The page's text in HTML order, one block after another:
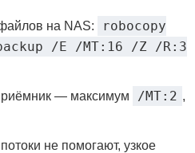
на NAS:
robocopy
/E /MT:16 /Z /R:3
— максимум /MT:2 ,
не помогают, узкое